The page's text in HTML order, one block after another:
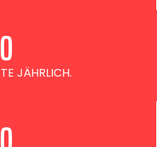
JÄHRLICH.
0